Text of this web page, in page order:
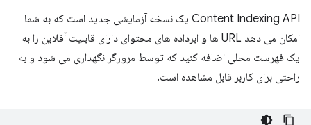
Content Indexing API یک نسخه آزمایشی جدید است که به شما
امکان می دهد URL ها و ابرداده های محتوای دارای قابلیت آفلاین را به
یک فهرست محلی اضافه کنید که توسط مرورگر نگهداری می شود و به
راحتی برای کاربر قابل مشاهده است.